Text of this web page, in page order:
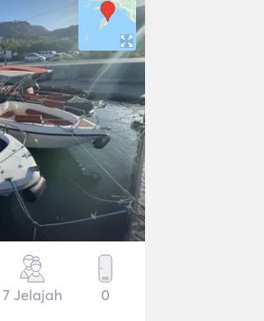
7 Jelajah 0